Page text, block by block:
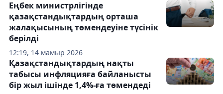
12:19, 14 мамыр 2026
Еңбек министрлігінде
қазақстандықтардың орташа
жалақысының төмендеуіне түсінік
берілді
Қазақстандықтардың нақты
табысы инфляцияға байланысты
бір жыл ішінде 1,4%-ға төмендеді